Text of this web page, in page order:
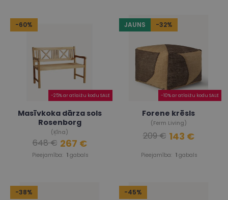
-60%
-25% ar atlaižu kodu SALE
Masīvkoka dārza sols
Rosenborg
(Ķīna)
Pieejamība: 1 gabals
648 € 267 €
JAUNS -32%
-10% ar atlaižu kodu SALE
Forene krēsls
(Ferm Living)
Pieejamība: 1 gabals
209 € 143 €
-38% -45%